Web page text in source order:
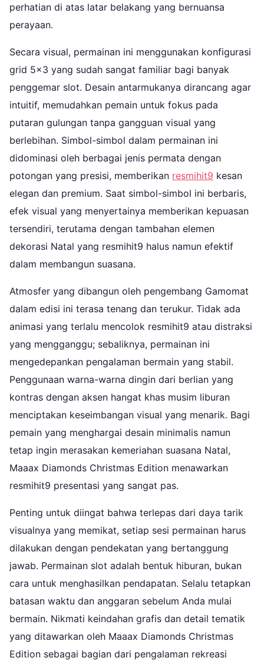
perhatian di atas latar belakang yang bernuansa
perayaan.
Secara visual, permainan ini menggunakan konfigurasi
grid 5×3 yang sudah sangat familiar bagi banyak
penggemar slot. Desain antarmukanya dirancang agar
intuitif, memudahkan pemain untuk fokus pada
putaran gulungan tanpa gangguan visual yang
berlebihan. Simbol-simbol dalam permainan ini
didominasi oleh berbagai jenis permata dengan
potongan yang presisi, memberikan resmihit9 kesan
elegan dan premium. Saat simbol-simbol ini berbaris,
efek visual yang menyertainya memberikan kepuasan
tersendiri, terutama dengan tambahan elemen
dekorasi Natal yang resmihit9 halus namun efektif
dalam membangun suasana.
Atmosfer yang dibangun oleh pengembang Gamomat
dalam edisi ini terasa tenang dan terukur. Tidak ada
animasi yang terlalu mencolok resmihit9 atau distraksi
yang mengganggu; sebaliknya, permainan ini
mengedepankan pengalaman bermain yang stabil.
Penggunaan warna-warna dingin dari berlian yang
kontras dengan aksen hangat khas musim liburan
menciptakan keseimbangan visual yang menarik. Bagi
pemain yang menghargai desain minimalis namun
tetap ingin merasakan kemeriahan suasana Natal,
Maaax Diamonds Christmas Edition menawarkan
resmihit9 presentasi yang sangat pas.
Penting untuk diingat bahwa terlepas dari daya tarik
visualnya yang memikat, setiap sesi permainan harus
dilakukan dengan pendekatan yang bertanggung
jawab. Permainan slot adalah bentuk hiburan, bukan
cara untuk menghasilkan pendapatan. Selalu tetapkan
batasan waktu dan anggaran sebelum Anda mulai
bermain. Nikmati keindahan grafis dan detail tematik
yang ditawarkan oleh Maaax Diamonds Christmas
Edition sebagai bagian dari pengalaman rekreasi